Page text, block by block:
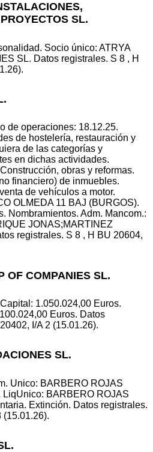
SL.
Socio único: ATRYA
SL. Datos registrales. S 8 , H
de operaciones: 18.12.25.
de hostelería, restauración y
de las categorías y
en dichas actividades.
obras y reformas.
financiero) de inmuebles.
de vehículos a motor.
OLMEDA 11 BAJ (BURGOS).
Nombramientos. Adm. Mancom.:
JONAS;MARTINEZ
registrales. S 8 , H BU 20604,
OF COMPANIES SL.
1.050.024,00 Euros.
Euros. Datos
I/A 2 (15.01.26).
SL.
Unico: BARBERO ROJAS
LiqUnico: BARBERO ROJAS
Extinción. Datos registrales.
(15.01.26).